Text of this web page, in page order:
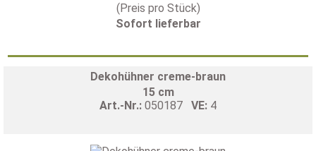
(Preis pro Stück)
Sofort lieferbar
Dekohühner creme-braun
15 cm
Art.-Nr.: 050187 VE: 4